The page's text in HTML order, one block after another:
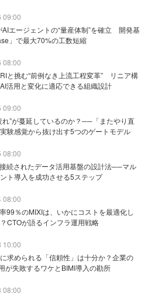
09:00
AIエージェントの“量産体制”を確立 開発基
」で最大70%の工数短縮
08:00
と挑む“前例なき上流工程変革” リニア構
活用と変化に適応できる組織設計
09:00
れ”が蔓延しているのか？──「またやり直
験感覚から抜け出す5つのゲートモデル
08:00
続されたデータ活用基盤の設計法──マル
ト導入を成功させる5ステップ
08:00
99％のMIXIは、いかにコストを最適化し
CTOが語るインフラ運用戦略
10:00
求められる「信頼性」は十分か？企業の
が失敗するワケとBIMI導入の勘所
08:00